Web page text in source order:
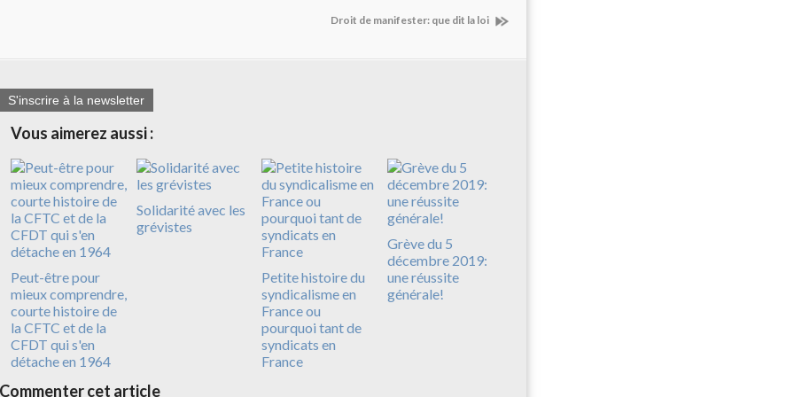
Droit de manifester: que dit la loi
S'inscrire à la newsletter
Vous aimerez aussi :
Peut-être pour
mieux comprendre,
courte histoire de
la CFTC et de la
CFDT qui s'en
détache en 1964
Solidarité avec les
grévistes
Petite histoire du
syndicalisme en
France ou
pourquoi tant de
syndicats en
France
Grève du 5
décembre 2019:
une réussite
générale!
Commenter cet article